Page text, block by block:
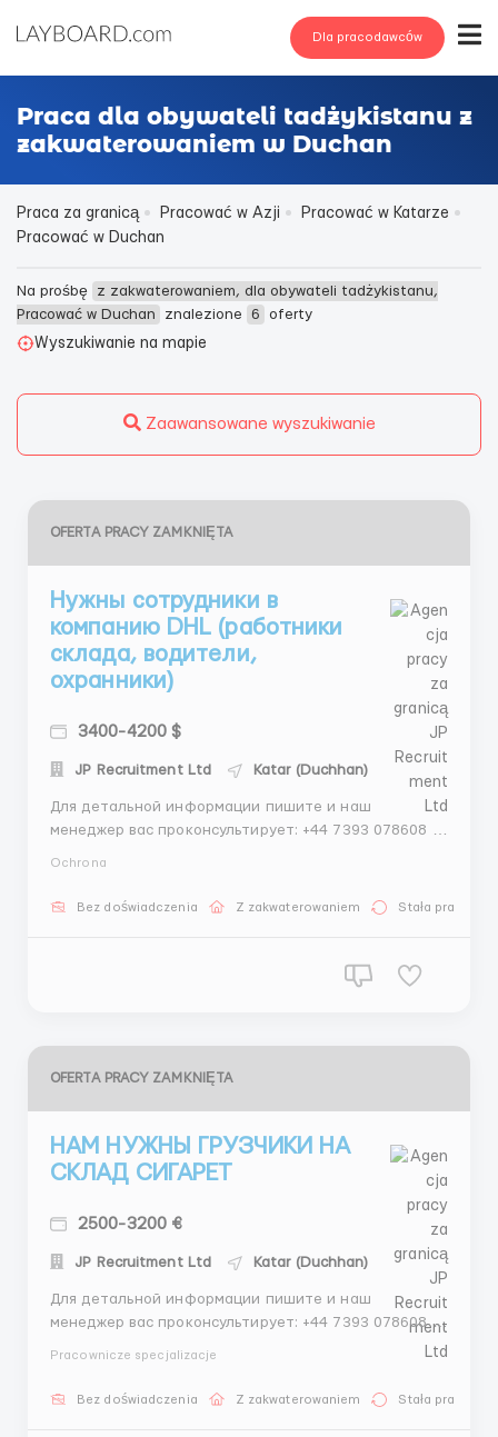
Dla pracodawców
Praca dla obywateli tadżykistanu z
zakwaterowaniem w Duchan
Praca za granicą Pracować w Azji
Pracować w Katarze
Pracować w Duchan
Na prośbę
z zakwaterowaniem, dla obywateli tadżykistanu,
Pracować w Duchan
znalezione 6
oferty
Wyszukiwanie na mapie
Zaawansowane wyszukiwanie
OFERTA PRACY ZAMKNIĘTA
Нужны сотрудники в
компанию DHL (работники
склада, водители,
охранники)
3400-4200 $
JP Recruitment Ltd Katar (Duchhan)
Для детальной информации пишите и наш
менеджер вас проконсультирует: +44 7393 078608 -
Охранники - 3000-3500€ DHL - крупная компания
Ochrona
Bez doświadczenia Z zakwaterowaniem Stała praca
OFERTA PRACY ZAMKNIĘTA
НАМ НУЖНЫ ГРУЗЧИКИ НА
СКЛАД СИГАРЕТ
2500-3200 €
JP Recruitment Ltd Katar (Duchhan)
Для детальной информации пишите и наш
менеджер вас проконсультирует: +44 7393 078608 -
работы ⚒️ •Питание/проживание за счет компании
Pracownicze specjalizacje
Bez doświadczenia Z zakwaterowaniem Stała praca